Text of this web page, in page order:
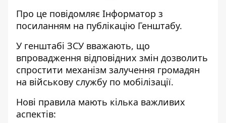
Про це повідомляє Інформатор з
посиланням на публікацію Генштабу.
У генштабі ЗСУ вважають, що
впровадження відповідних змін дозволить
спростити механізм залучення громадян
на військову службу по мобілізації.
Нові правила мають кілька важливих
аспектів: